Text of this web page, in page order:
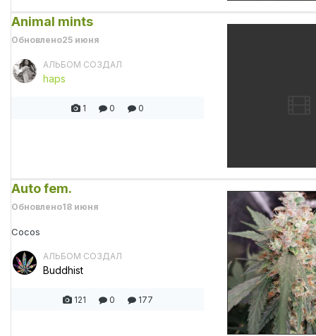
Animal mints
Обновлено25 июня
АЛЬБОМ СОЗДАЛ
haps
1 0 0
Auto fem.
Обновлено18 июня
Cocos
АЛЬБОМ СОЗДАЛ
Buddhist
121 0 177